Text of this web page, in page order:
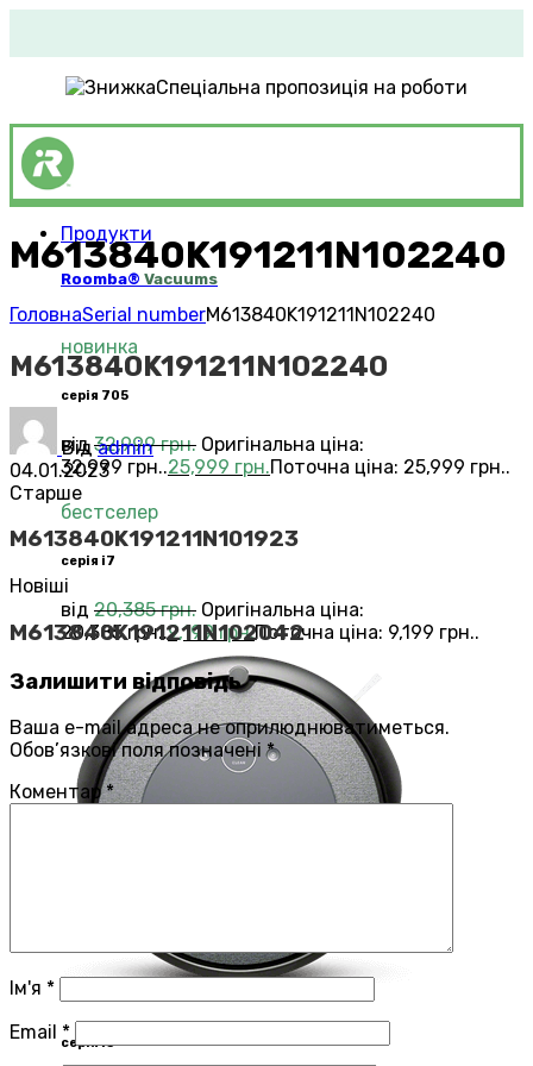
Спеціальна пропозиція на роботи
Продукти
Roomba® Vacuums
новинка
серія 705
від32,999грн. Оригінальна ціна:
32,999 грн..25,999 грн.Поточна ціна: 25,999 грн..
бестселер
серія i7
від 20,385грн. Оригінальна ціна:
20,385 грн..9,199грн.Поточна ціна: 9,199 грн..
серія i3
M613840K191211N102240
ГоловнаSerial numberM613840K191211N102240
M613840K191211N102240
Відadmin
04.01.2023
Старше
M613840K191211N101923
Новіші
M613840K191211N102042
Залишити відповідь
Ваша e-mail адреса не оприлюднюватиметься.
Обов’язкові поля позначені*
Коментар*
Ім'я *
Email *